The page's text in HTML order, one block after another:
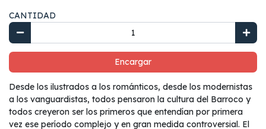
CANTIDAD
Encargar
Desde los ilustrados a los románticos, desde los modernistas
a los vanguardistas, todos pensaron la cultura del Barroco y
todos creyeron ser los primeros que entendían por primera
vez ese período complejo y en gran medida controversial. El